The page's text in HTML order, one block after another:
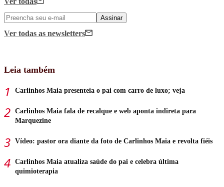
Assinar
Ver todas as newsletters
Leia também
Carlinhos Maia presenteia o pai com carro de luxo; veja
Carlinhos Maia fala de recalque e web aponta indireta para
Marquezine
Vídeo: pastor ora diante da foto de Carlinhos Maia e revolta fiéis
Carlinhos Maia atualiza saúde do pai e celebra última
quimioterapia